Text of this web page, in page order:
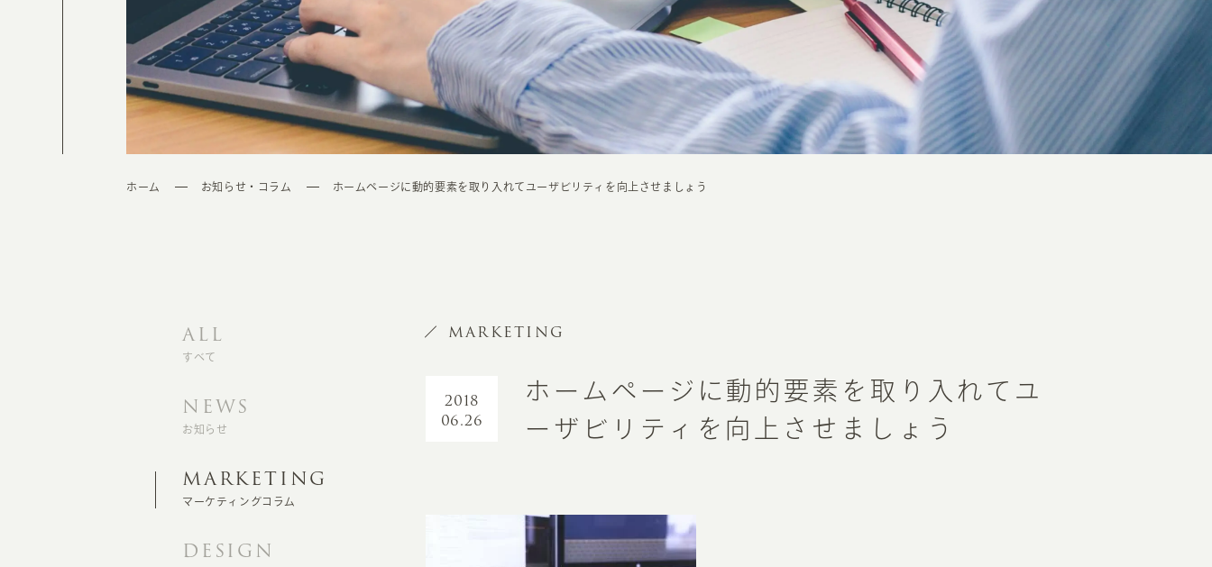
ホーム お知らせ・コラム ホームページに動的要素を取り入れてユーザビリティを向上させましょう
ALL
すべて
NEWS
お知らせ
MARKETING
マーケティングコラム
DESIGN
MARKETING
ホームページに動的要素を取り入れてユ
ーザビリティを向上させましょう
2018
06.26